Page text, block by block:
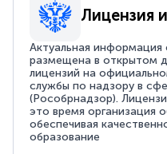
Лицензия
Актуальная информация
размещена в открытом
лицензий на
службы по надзору в
(Рособрнадзор).
это время организация
обеспечивая
образование